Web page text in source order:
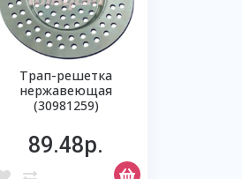
Трап-решетка
нержавеющая
(30981259)
89.48р.